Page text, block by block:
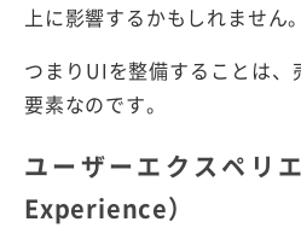
上に影響するかもしれません。
つまりUIを整備することは、
要素なのです。
ユーザーエクスペリ
Experience）